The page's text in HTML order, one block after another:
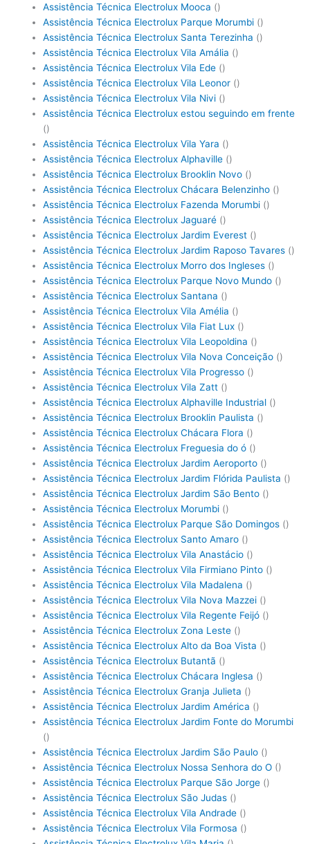
Assistência Técnica Electrolux Mooca ()
Assistência Técnica Electrolux Parque Morumbi ()
Assistência Técnica Electrolux Santa Terezinha ()
Assistência Técnica Electrolux Vila Amália ()
Assistência Técnica Electrolux Vila Ede ()
Assistência Técnica Electrolux Vila Leonor ()
Assistência Técnica Electrolux Vila Nivi ()
Assistência Técnica Electrolux estou seguindo em frente
()
Assistência Técnica Electrolux Vila Yara ()
Assistência Técnica Electrolux Alphaville ()
Assistência Técnica Electrolux Brooklin Novo ()
Assistência Técnica Electrolux Chácara Belenzinho ()
Assistência Técnica Electrolux Fazenda Morumbi ()
Assistência Técnica Electrolux Jaguaré ()
Assistência Técnica Electrolux Jardim Everest ()
Assistência Técnica Electrolux Jardim Raposo Tavares ()
Assistência Técnica Electrolux Morro dos Ingleses ()
Assistência Técnica Electrolux Parque Novo Mundo ()
Assistência Técnica Electrolux Santana ()
Assistência Técnica Electrolux Vila Amélia ()
Assistência Técnica Electrolux Vila Fiat Lux ()
Assistência Técnica Electrolux Vila Leopoldina ()
Assistência Técnica Electrolux Vila Nova Conceição ()
Assistência Técnica Electrolux Vila Progresso ()
Assistência Técnica Electrolux Vila Zatt ()
Assistência Técnica Electrolux Alphaville Industrial ()
Assistência Técnica Electrolux Brooklin Paulista ()
Assistência Técnica Electrolux Chácara Flora ()
Assistência Técnica Electrolux Freguesia do ó ()
Assistência Técnica Electrolux Jardim Aeroporto ()
Assistência Técnica Electrolux Jardim Flórida Paulista ()
Assistência Técnica Electrolux Jardim São Bento ()
Assistência Técnica Electrolux Morumbi ()
Assistência Técnica Electrolux Parque São Domingos ()
Assistência Técnica Electrolux Santo Amaro ()
Assistência Técnica Electrolux Vila Anastácio ()
Assistência Técnica Electrolux Vila Firmiano Pinto ()
Assistência Técnica Electrolux Vila Madalena ()
Assistência Técnica Electrolux Vila Nova Mazzei ()
Assistência Técnica Electrolux Vila Regente Feijó ()
Assistência Técnica Electrolux Zona Leste ()
Assistência Técnica Electrolux Alto da Boa Vista ()
Assistência Técnica Electrolux Butantã ()
Assistência Técnica Electrolux Chácara Inglesa ()
Assistência Técnica Electrolux Granja Julieta ()
Assistência Técnica Electrolux Jardim América ()
Assistência Técnica Electrolux Jardim Fonte do Morumbi
()
Assistência Técnica Electrolux Jardim São Paulo ()
Assistência Técnica Electrolux Nossa Senhora do O ()
Assistência Técnica Electrolux Parque São Jorge ()
Assistência Técnica Electrolux São Judas ()
Assistência Técnica Electrolux Vila Andrade ()
Assistência Técnica Electrolux Vila Formosa ()